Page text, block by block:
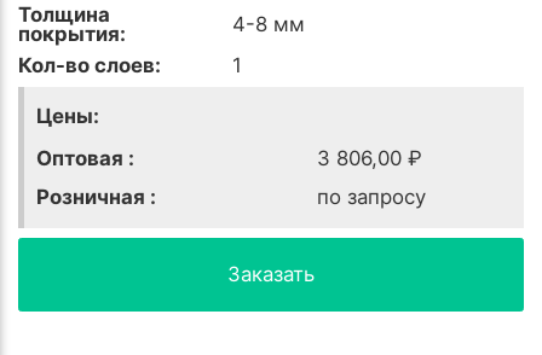
Толщина
покрытия:
4-8 мм
Кол-во слоев:
1
Цены:
Оптовая :
3 806,00 ₽
Розничная :
по запросу
Заказать